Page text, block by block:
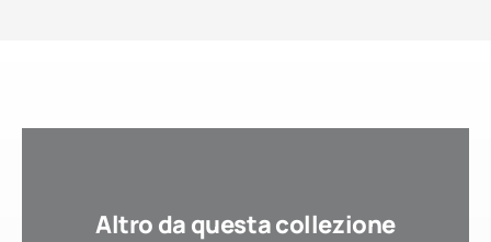
Altro da questa collezione